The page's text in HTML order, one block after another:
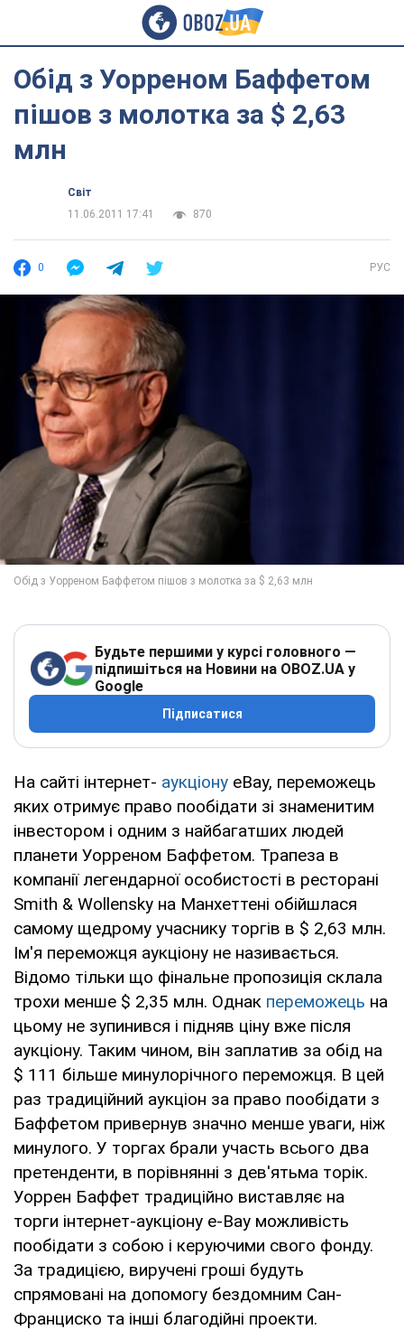
Обід з Уорреном Баффетом
пішов з молотка за $ 2,63
млн
Світ
11.06.2011 17:41
870
0 РУС
Будьте першими у курсі головного —
підпишіться на Новини на OBOZ.UA у
Google
Підписатися
На сайті інтернет- аукціону eBay, переможець
яких отримує право пообідати зі знаменитим
інвестором і одним з найбагатших людей
планети Уорреном Баффетом. Трапеза в
компанії легендарної особистості в ресторані
Smith & Wollensky на Манхеттені обійшлася
самому щедрому учаснику торгів в $ 2,63 млн.
Ім'я переможця аукціону не називається.
Відомо тільки що фінальне пропозиція склала
трохи менше $ 2,35 млн. Однак переможець на
цьому не зупинився і підняв ціну вже після
аукціону. Таким чином, він заплатив за обід на
$ 111 більше минулорічного переможця. В цей
раз традиційний аукціон за право пообідати з
Баффетом привернув значно менше уваги, ніж
минулого. У торгах брали участь всього два
претенденти, в порівнянні з дев'ятьма торік.
Уоррен Баффет традиційно виставляє на
торги інтернет-аукціону e-Bay можливість
пообідати з собою і керуючими свого фонду.
За традицією, виручені гроші будуть
спрямовані на допомогу бездомним Сан-
Франциско та інші благодійні проекти.